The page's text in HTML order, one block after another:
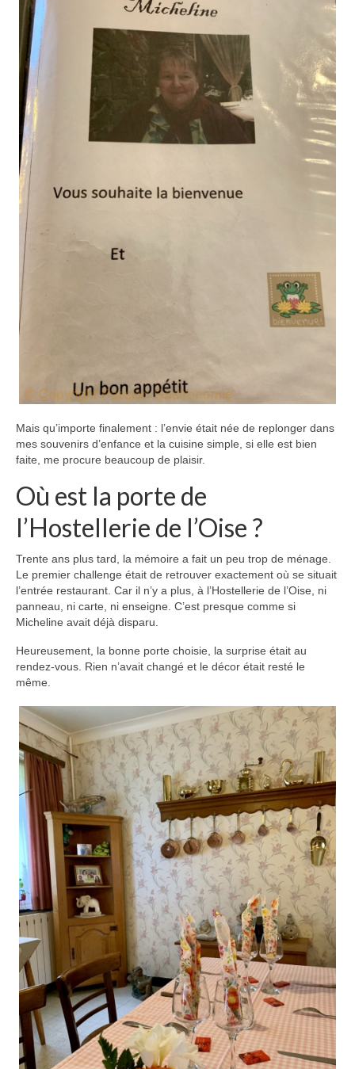
Mais qu’importe finalement : l’envie était née de replonger dans
mes souvenirs d’enfance et la cuisine simple, si elle est bien
faite, me procure beaucoup de plaisir.
Où est la porte de
l’Hostellerie de l’Oise ?
Trente ans plus tard, la mémoire a fait un peu trop de ménage.
Le premier challenge était de retrouver exactement où se situait
l’entrée restaurant. Car il n’y a plus, à l’Hostellerie de l’Oise, ni
panneau, ni carte, ni enseigne. C’est presque comme si
Micheline avait déjà disparu.
Heureusement, la bonne porte choisie, la surprise était au
rendez-vous. Rien n’avait changé et le décor était resté le
même.